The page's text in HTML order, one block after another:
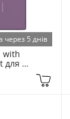
через 5 днів
with
для
S931